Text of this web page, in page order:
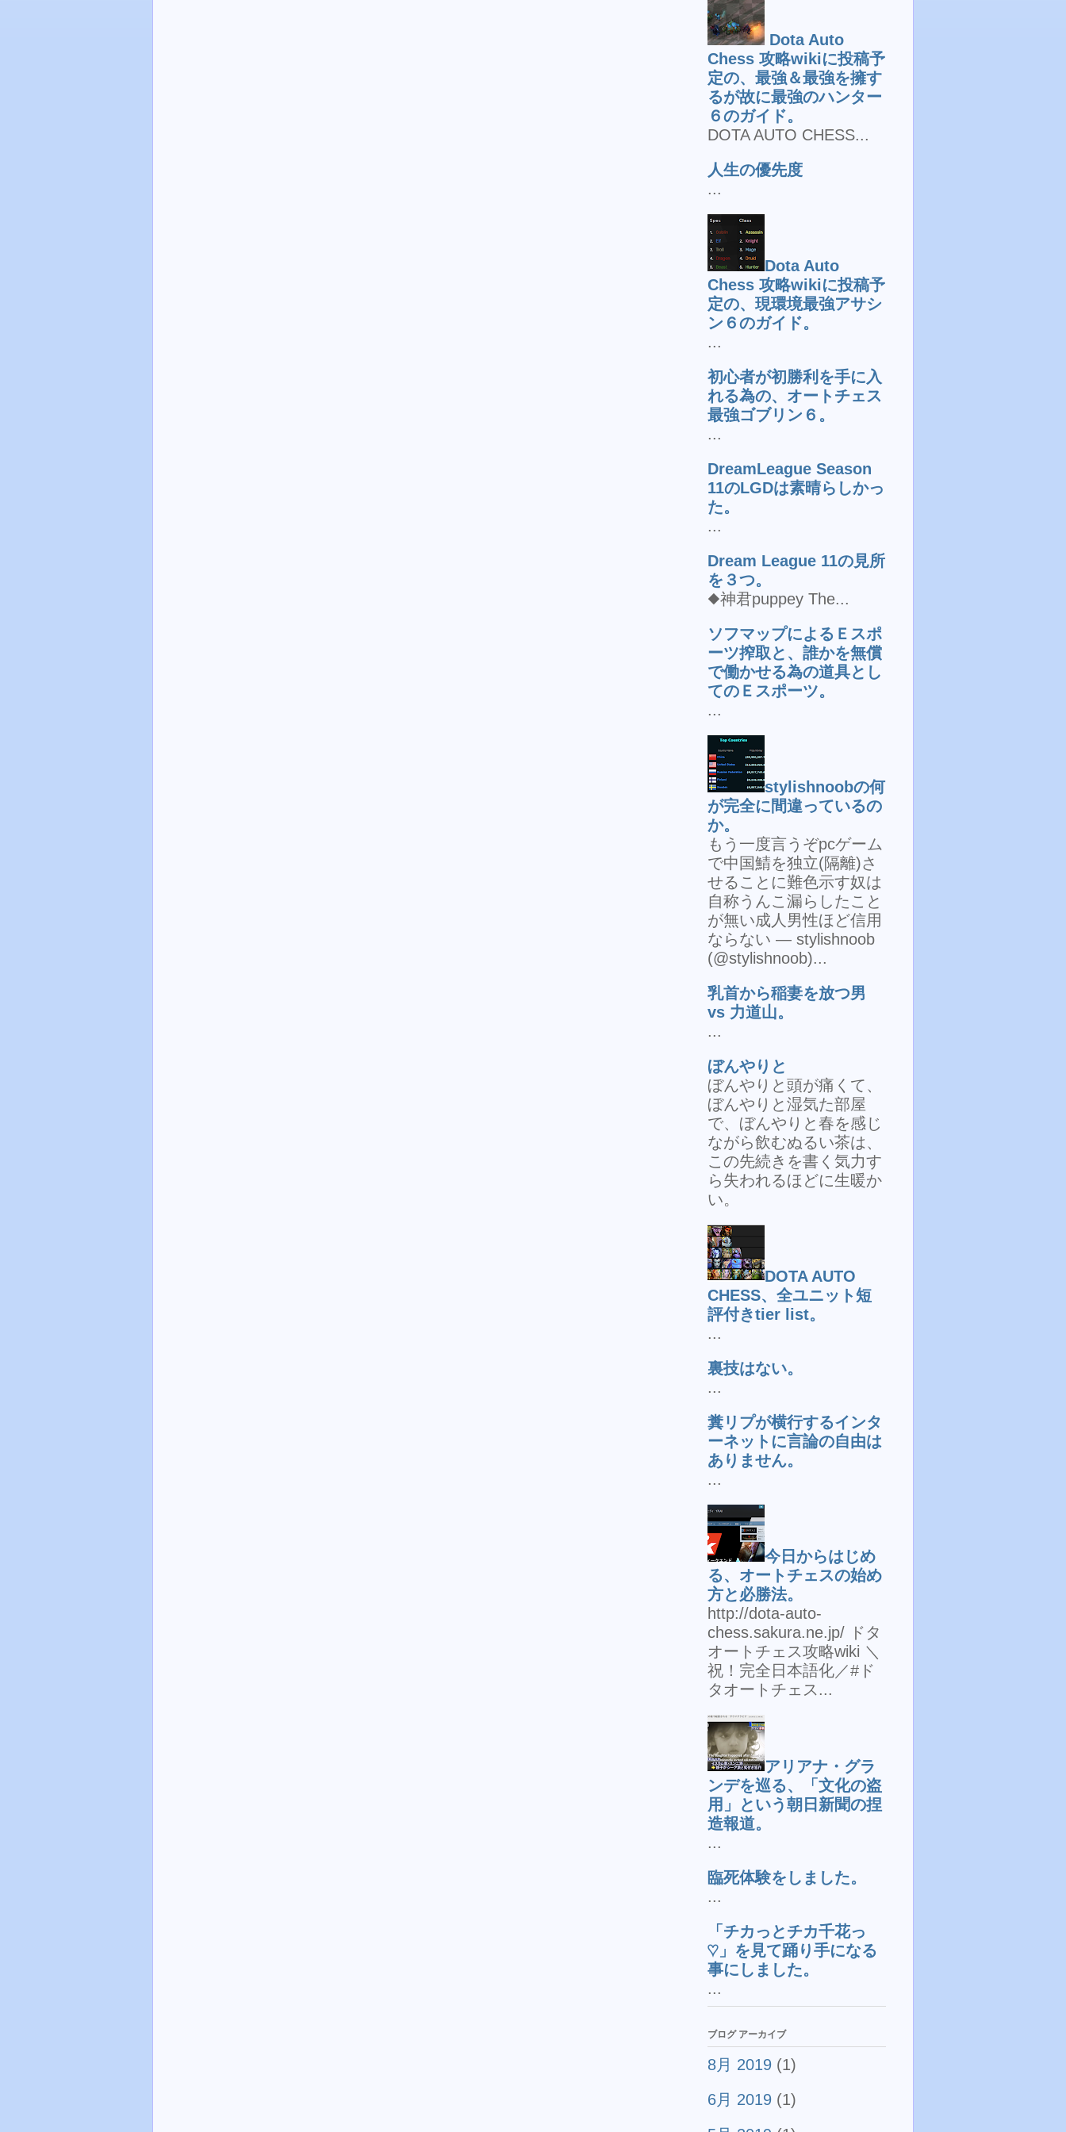
Dota Auto
Chess 攻略wikiに投稿予
定の、最強＆最強を擁す
るが故に最強のハンター
６のガイド。
DOTA AUTO CHESS...
人生の優先度
...
Dota Auto
Chess 攻略wikiに投稿予
定の、現環境最強アサシ
ン６のガイド。
...
初心者が初勝利を手に入
れる為の、オートチェス
最強ゴブリン６。
...
DreamLeague Season
11のLGDは素晴らしかっ
た。
...
Dream League 11の見所
を３つ。
◆神君puppey The...
ソフマップによるＥスポ
ーツ搾取と、誰かを無償
で働かせる為の道具とし
てのＥスポーツ。
...
stylishnoobの何
が完全に間違っているの
か。
もう一度言うぞpcゲーム
で中国鯖を独立(隔離)さ
せることに難色示す奴は
自称うんこ漏らしたこと
が無い成人男性ほど信用
ならない — stylishnoob
(@stylishnoob)...
乳首から稲妻を放つ男
vs 力道山。
...
ぼんやりと
ぼんやりと頭が痛くて、
ぼんやりと湿気た部屋
で、ぼんやりと春を感じ
ながら飲むぬるい茶は、
この先続きを書く気力す
ら失われるほどに生暖か
い。
DOTA AUTO
CHESS、全ユニット短
評付きtier list。
...
裏技はない。
...
糞リプが横行するインタ
ーネットに言論の自由は
ありません。
...
今日からはじめ
る、オートチェスの始め
方と必勝法。
http://dota-auto-
chess.sakura.ne.jp/ ドタ
オートチェス攻略wiki ＼
祝！完全日本語化／#ド
タオートチェス...
アリアナ・グラ
ンデを巡る、「文化の盗
用」という朝日新聞の捏
造報道。
...
臨死体験をしました。
...
「チカっとチカ千花っ
♡」を見て踊り手になる
事にしました。
...
ブログ アーカイブ
8月 2019 (1)
6月 2019 (1)